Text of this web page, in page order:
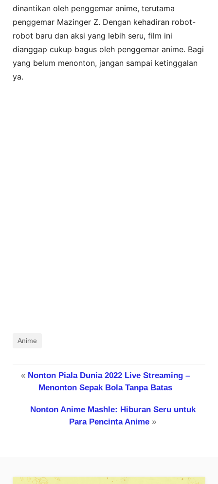
dinantikan oleh penggemar anime, terutama
penggemar Mazinger Z. Dengan kehadiran robot-
robot baru dan aksi yang lebih seru, film ini
dianggap cukup bagus oleh penggemar anime. Bagi
yang belum menonton, jangan sampai ketinggalan
ya.
Anime
« Nonton Piala Dunia 2022 Live Streaming –
Menonton Sepak Bola Tanpa Batas
Nonton Anime Mashle: Hiburan Seru untuk
Para Pencinta Anime »